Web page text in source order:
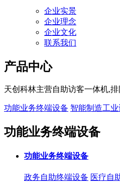
企业实景
企业理念
企业文化
联系我们
产品中心
天创科林主营自助访客一体机,
功能业务终端设备 智能制造工业
功能业务终端设备
功能业务终端设备
政务自助终端设备 医疗自